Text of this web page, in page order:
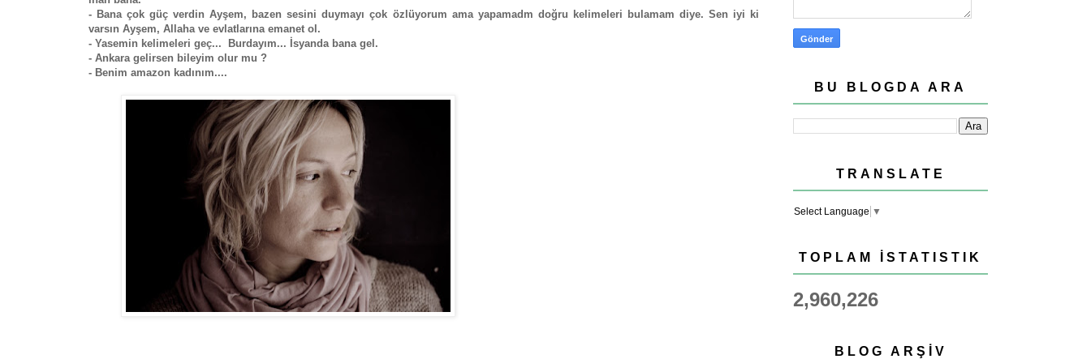
- Bana çok güç verdin Ayşem, bazen sesini duymayı çok özlüyorum ama yapamadm doğru kelimeleri bulamam diye. Sen iyi ki
varsın Ayşem, Allaha ve evlatlarına emanet ol.
- Yasemin kelimeleri geç... Burdayım... İsyanda bana gel.
- Ankara gelirsen bileyim olur mu ?
- Benim amazon kadınım....
BU BLOGDA ARA
TRANSLATE
Select Language ▼
TOPLAM İSTATISTIK
2,960,226
BLOG ARŞIV